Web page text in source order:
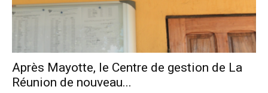
Après Mayotte, le Centre de gestion de La
Réunion de nouveau...